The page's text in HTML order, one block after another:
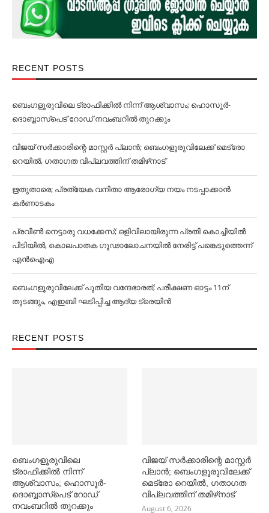
RECENT POSTS
ബെംഗളൂരുവിലെ ട്രാഫിക്കില്‍ നിന്ന് ആശ്വാസം; ഹൊസൂര്‍-
ദൊബ്ബാസ്പെട് റോഡ് നവംബറില്‍ തുറക്കും
വിജയ് സര്‍ക്കാരിന്റെ മാസ്റ്റര്‍ പ്ലാന്‍; ബെംഗളൂരുവിലേക്ക് മെട്രോ
റെയില്‍, ഗതാഗത വിപ്ലവത്തിന് തമിഴ്‌നാട്
ഋതുതാരെ; പ്രത്യേക വനിതാ ആരോഗ്യ നയം നടപ്പാക്കാൻ
കര്‍ണാടകം
പ്രവീൺ നെട്ടാരു വധക്കേസ്; ഒളിവിലായിരുന്ന പ്രതി കൊച്ചിയിൽ
പിടിയിൽ, കൊലപാതക ഗൂഢാലോചനയിൽ നേരിട്ട് പങ്കെടുത്തെന്ന്
എൻഐഎ
ബെംഗളൂരുവിലേക്ക് പുതിയ വന്ദേഭാരത്; പരീക്ഷണ ഓട്ടം 11ന്
തുടങ്ങും, എഇബി ഘടിപ്പിച്ച ആദ്യ ട്രെയിന്‍
RECENT POSTS
ബെംഗളൂരുവിലെ
ട്രാഫിക്കില്‍ നിന്ന്
ആശ്വാസം; ഹൊസൂര്‍-
ദൊബ്ബാസ്പെട് റോഡ്
നവംബറില്‍ തുറക്കും
വിജയ് സര്‍ക്കാരിന്റെ മാസ്റ്റര്‍
പ്ലാന്‍; ബെംഗളൂരുവിലേക്ക്
മെട്രോ റെയില്‍, ഗതാഗത
വിപ്ലവത്തിന് തമിഴ്‌നാട്
August 6, 2026